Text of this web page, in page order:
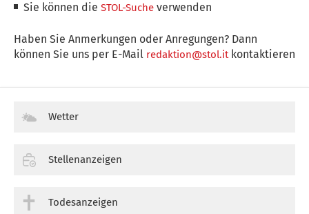
Sie können dieSTOL-Suche verwenden
Haben Sie Anmerkungen oder Anregungen? Dann
können Sie uns per E-Mail redaktion@stol.itkontaktieren
Wetter
Stellenanzeigen
Todesanzeigen